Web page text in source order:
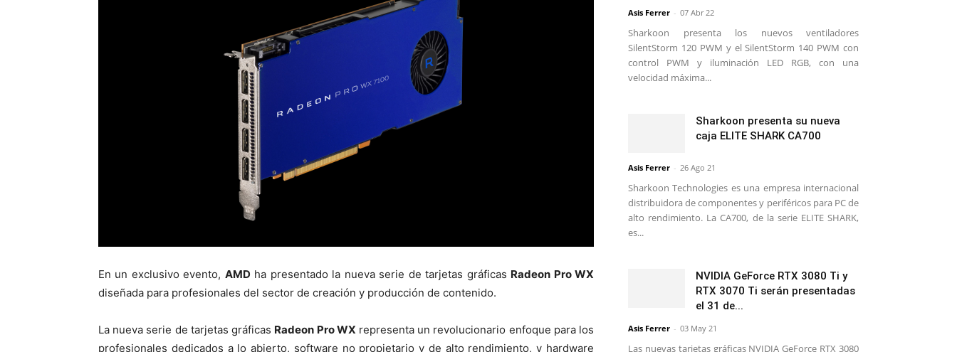
En un exclusivo evento, AMD ha presentado la nueva serie de tarjetas gráficas Radeon Pro WX
diseñada para profesionales del sector de creación y producción de contenido.
La nueva serie de tarjetas gráficas Radeon Pro WX representa un revolucionario enfoque para los
profesionales dedicados a lo abierto, software no propietario y de alto rendimiento, y hardware
Asis Ferrer - 07 Abr 22
Sharkoon presenta los nuevos ventiladores
SilentStorm 120 PWM y el SilentStorm 140 PWM con
control PWM y iluminación LED RGB, con una
velocidad máxima...
Sharkoon presenta su nueva
caja ELITE SHARK CA700
Asis Ferrer - 26 Ago 21
Sharkoon Technologies es una empresa internacional
distribuidora de componentes y periféricos para PC de
alto rendimiento. La CA700, de la serie ELITE SHARK,
es...
NVIDIA GeForce RTX 3080 Ti y
RTX 3070 Ti serán presentadas
el 31 de...
Asis Ferrer - 03 May 21
Las nuevas tarjetas gráficas NVIDIA GeForce RTX 3080